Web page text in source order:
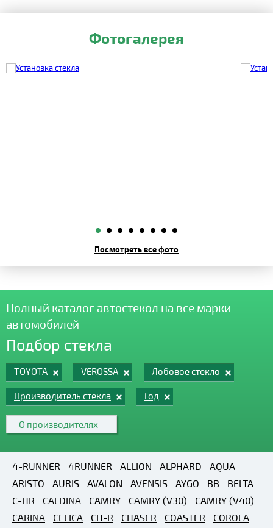
Фотогалерея
Посмотреть все фото
Полный каталог автостекол на все марки
автомобилей
Подбор стекла
TOYOTA VEROSSA Лобовое стекло
Производитель стекла Год
О производителях
4-RUNNER 4RUNNER ALLION ALPHARD
AQUA
ARISTO
AURIS AVALON AVENSIS AYGO BB
BELTA
C-HR
CALDINA CAMRY CAMRY (V30)
CAMRY (V40)
CARINA
CELICA CH-R CHASER COASTER
COROLA